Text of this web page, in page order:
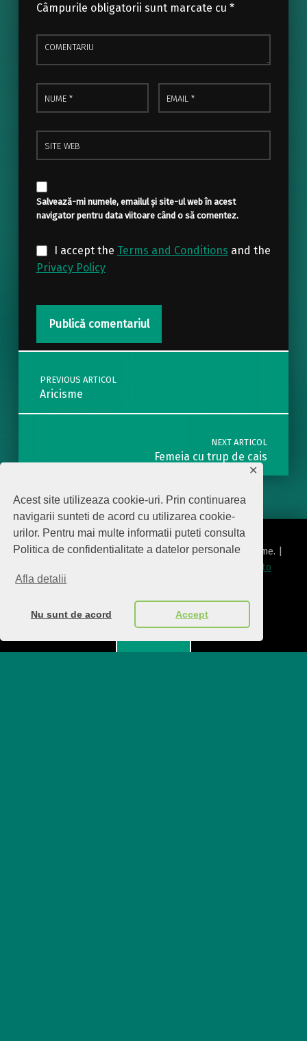
Acest site utilizeaza cookie-uri. Prin continuarea
navigarii sunteti de acord cu utilizarea cookie-
urilor. Pentru mai multe informatii puteti consulta
Politica de confidentialitate a datelor personale
Afla detalii
Nu sunt de acord Accept
✕
Câmpurile obligatorii sunt marcate cu *
Comentariu
Nume
* Email
*
Site web
Salvează-mi numele, emailul și site-ul web în acest
navigator pentru data viitoare când o să comentez.
I accept the Terms and Conditions and the
Privacy Policy
Post navigation
PREVIOUS ARTICOL
Aricisme
NEXT ARTICOL
Femeia cu trup de cais
© 2026Editura Biscara |Using Modern WordPress theme. |
Back to
top ↑